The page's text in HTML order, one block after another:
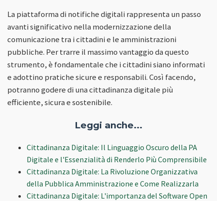
La piattaforma di notifiche digitali rappresenta un passo
avanti significativo nella modernizzazione della
comunicazione tra i cittadini e le amministrazioni
pubbliche. Per trarre il massimo vantaggio da questo
strumento, è fondamentale che i cittadini siano informati
e adottino pratiche sicure e responsabili. Così facendo,
potranno godere di una cittadinanza digitale più
efficiente, sicura e sostenibile.
Leggi anche...
Cittadinanza Digitale: Il Linguaggio Oscuro della PA
Digitale e l'Essenzialità di Renderlo Più Comprensibile
Cittadinanza Digitale: La Rivoluzione Organizzativa
della Pubblica Amministrazione e Come Realizzarla
Cittadinanza Digitale: L'importanza del Software Open